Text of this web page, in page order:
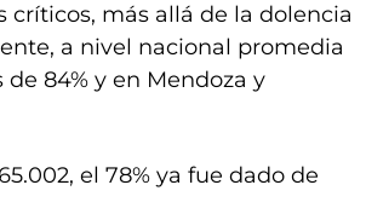
críticos, más allá de la dolencia
a nivel nacional promedia
de 84% y en Mendoza y
el 78% ya fue dado de